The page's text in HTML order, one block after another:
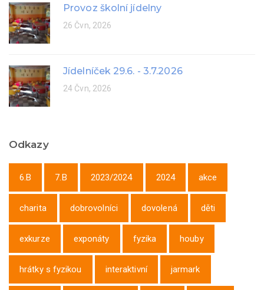
Provoz školní jídelny
26 Čvn, 2026
Jídelníček 29.6. - 3.7.2026
24 Čvn, 2026
Odkazy
6.B 7.B 2023/2024 2024 akce
charita dobrovolníci dovolená děti
exkurze exponáty fyzika houby
hrátky s fyzikou interaktivní jarmark